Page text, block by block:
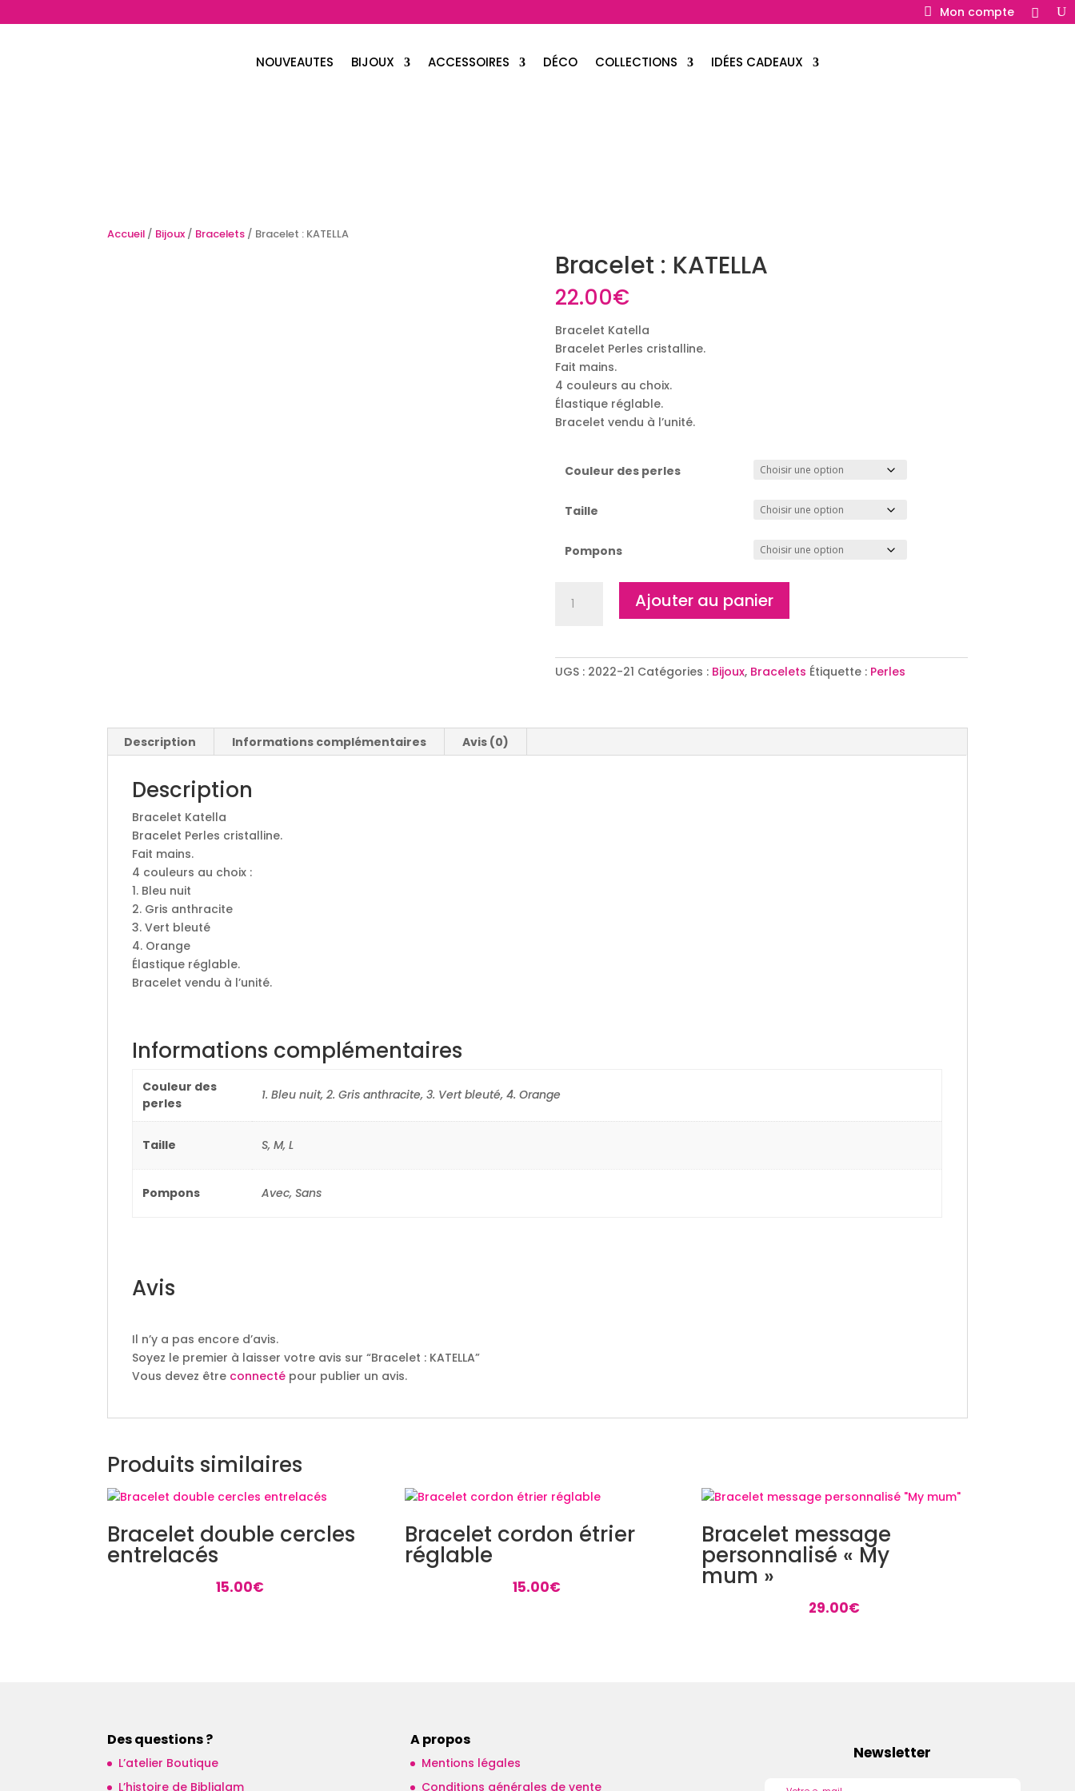
Mon compte
NOUVEAUTES BIJOUX ACCESSOIRES DÉCO COLLECTIONS IDÉES CADEAUX
Accueil / Bijoux / Bracelets / Bracelet : KATELLA
Bracelet : KATELLA
22.00€
Bracelet Katella
Bracelet Perles cristalline.
Fait mains.
4 couleurs au choix.
Élastique réglable.
Bracelet vendu à l’unité.
Couleur des perles
Taille
Pompons
KATELLA
Ajouter au panier
UGS : 2022-21 Catégories : Bijoux, Bracelets Étiquette : Perles
Description Informations complémentaires Avis (0)
Description
Bracelet Katella
Bracelet Perles cristalline.
Fait mains.
4 couleurs au choix :
1. Bleu nuit
2. Gris anthracite
3. Vert bleuté
4. Orange
Élastique réglable.
Bracelet vendu à l’unité.
Informations complémentaires
Couleur des
perles
1. Bleu nuit, 2. Gris anthracite, 3. Vert bleuté, 4. Orange
Taille S, M, L
Pompons Avec, Sans
Avis
Il n’y a pas encore d’avis.
Soyez le premier à laisser votre avis sur “Bracelet : KATELLA”
Vous devez être connecté pour publier un avis.
Produits similaires
Bracelet double cercles
entrelacés
15.00€
Bracelet cordon étrier
réglable
15.00€
Bracelet message
personnalisé « My
mum »
29.00€
Des questions ?
L’atelier Boutique
L’histoire de Bibliglam
A propos
Mentions légales
Conditions générales de vente
Newsletter